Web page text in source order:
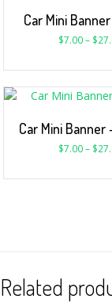
Car Mini
$7.00– $
Car Mini Banner
$7.00– $
Related